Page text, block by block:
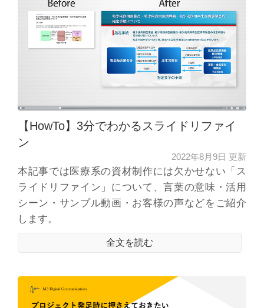
【HowTo】3分でわかるスライドリファイ
ン
2022年8月9日 更新
本記事では医療系の資材制作には欠かせない「ス
ライドリファイン」について、言葉の意味・活用
シーン・サンプル動画・お客様の声などをご紹介
します。
全文を読む